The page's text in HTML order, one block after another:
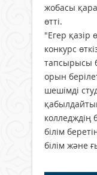
жобасы
өтті.
"Егер қазір
конкурс
тапсырысы
орын
шешімді
колледждің
білім
білім және